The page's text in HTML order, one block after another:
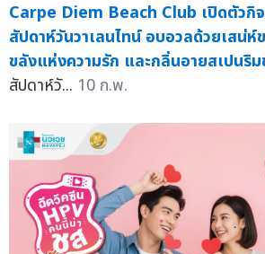
Carpe Diem Beach Club เปิดตัวกิ
สัปดาห์วันวาเลนไทน์ อบอวลด้วยเสน่ห์
ขลังแห่งความรัก และกลิ่นอายสเปนริ
สัปดาห์วั... 10 ก.พ.